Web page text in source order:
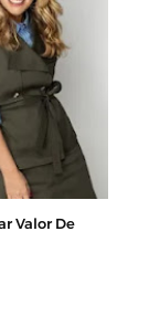
Valor De